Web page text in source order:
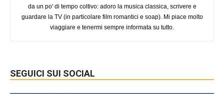
da un po' di tempo coltivo: adoro la musica classica, scrivere e
guardare la TV (in particolare film romantici e soap). Mi piace molto
viaggiare e tenermi sempre informata su tutto.
SEGUICI SUI SOCIAL